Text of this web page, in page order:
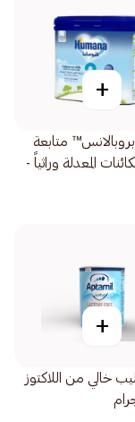
+
هيومانا 2 بروبالانس™ متابعة
المعدلة وراثياً -
+
خالي من اللاكتوز